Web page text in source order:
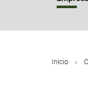
Inicio